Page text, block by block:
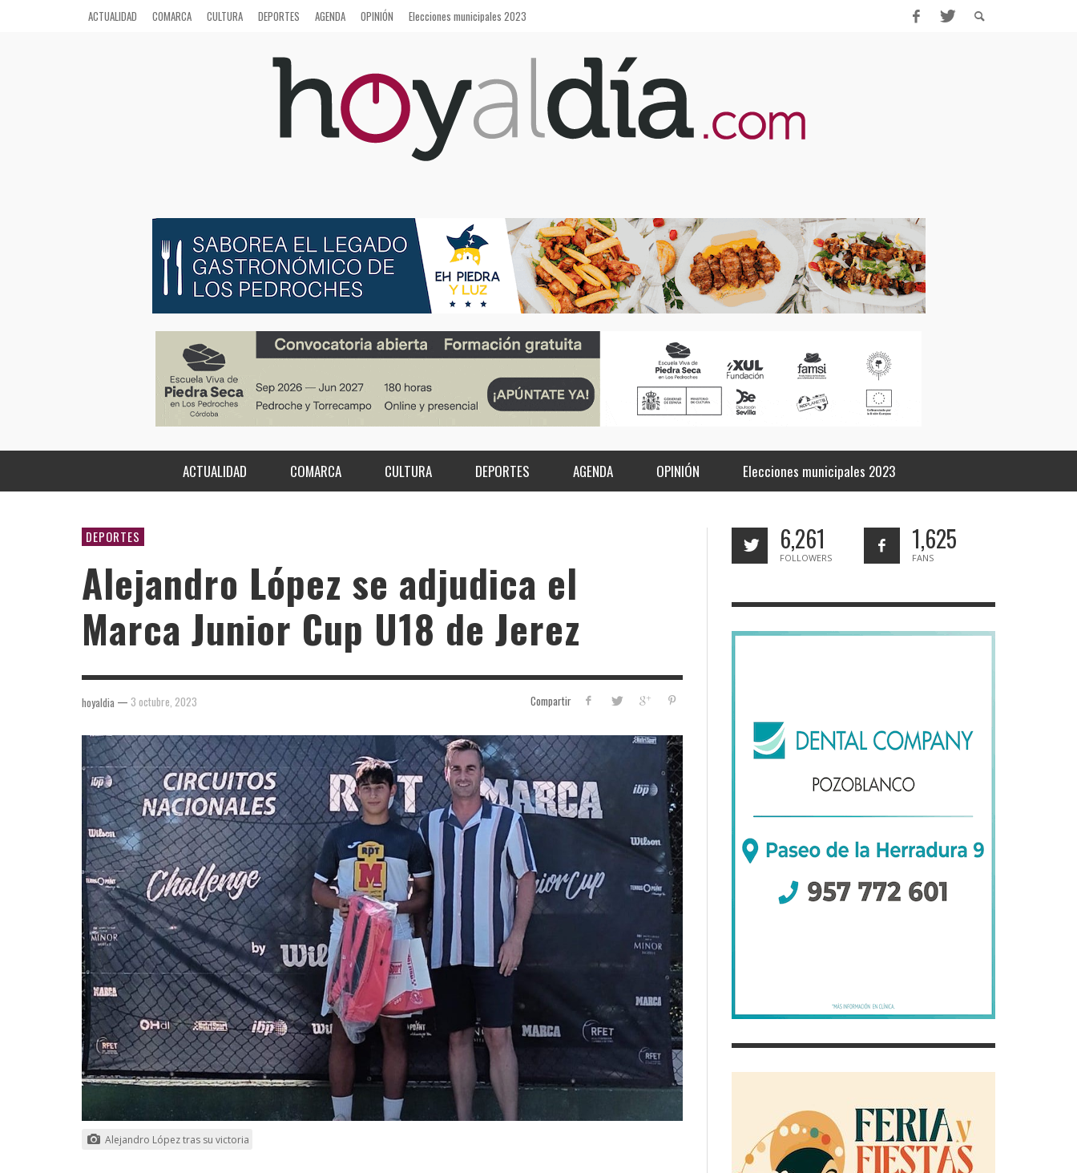
ACTUALIDAD COMARCA CULTURA DEPORTES AGENDA OPINIÓN Elecciones municipales 2023
ACTUALIDAD COMARCA CULTURA DEPORTES AGENDA OPINIÓN Elecciones municipales 2023
DEPORTES
Alejandro López se adjudica el
Marca Junior Cup U18 de Jerez
Compartir
hoyaldia — 3 octubre, 2023
Alejandro López tras su victoria
6,261
FOLLOWERS
1,625
FANS